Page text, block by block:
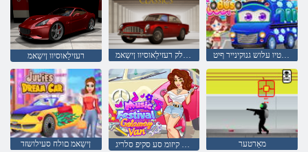
רעזילַאוסיוו ןישַאמ סקיסַאלק רעזילַאוסיוו ןישַאמ סובָאטיו עלוש גנוקינייר ףיט
ןישַאמ םולח סעילושזד ןַאוו ַייווַאטעג לַאוויטסעפ קיזומ סע סקיפ סלריג מאַרטער